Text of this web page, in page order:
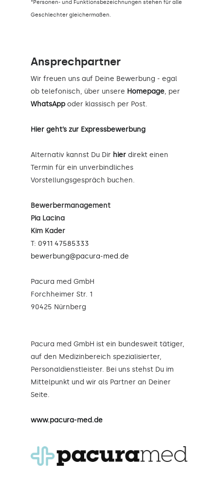
*Personen- und Funktionsbezeichnungen stehen für alle
Geschlechter gleichermaßen.
Ansprechpartner
Wir freuen uns auf Deine Bewerbung - egal
ob telefonisch, über unsere Homepage, per
WhatsApp oder klassisch per Post.
Hier geht’s zur Expressbewerbung
Alternativ kannst Du Dir hier direkt einen
Termin für ein unverbindliches
Vorstellungsgespräch buchen.
Bewerbermanagement
Pia Lacina
Kim Kader
T: 0911 47585333
bewerbung@pacura-med.de
Pacura med GmbH
Forchheimer Str. 1
90425 Nürnberg
Pacura med GmbH ist ein bundesweit tätiger,
auf den Medizinbereich spezialisierter,
Personaldienstleister. Bei uns stehst Du im
Mittelpunkt und wir als Partner an Deiner
Seite.
www.pacura-med.de